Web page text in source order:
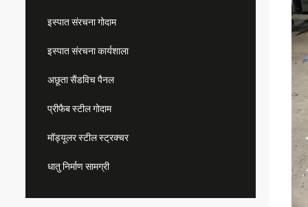
इस्पात संरचना गोदाम
इस्पात संरचना कार्यशाला
अछूता सैंडविच पैनल
प्रीफैब स्टील गोदाम
मॉड्यूलर स्टील स्ट्रक्चर
धातु निर्माण सामग्री